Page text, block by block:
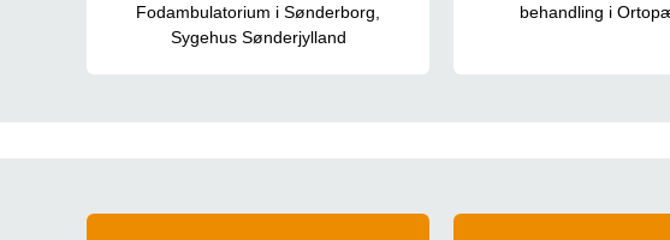
Fodambulatorium i Sønderborg,
Sygehus Sønderjylland
behandling i
Generel information